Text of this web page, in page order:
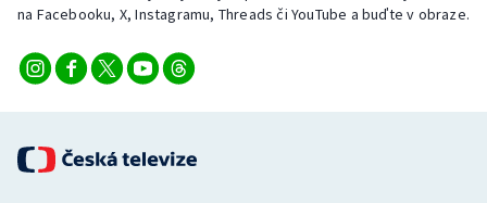
na Facebooku, X, Instagramu, Threads či YouTube a buďte v obraze.